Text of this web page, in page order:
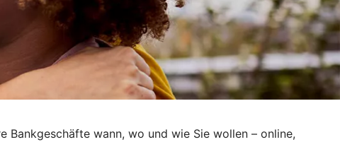
Bankgeschäfte wann, wo und wie Sie wollen – online,